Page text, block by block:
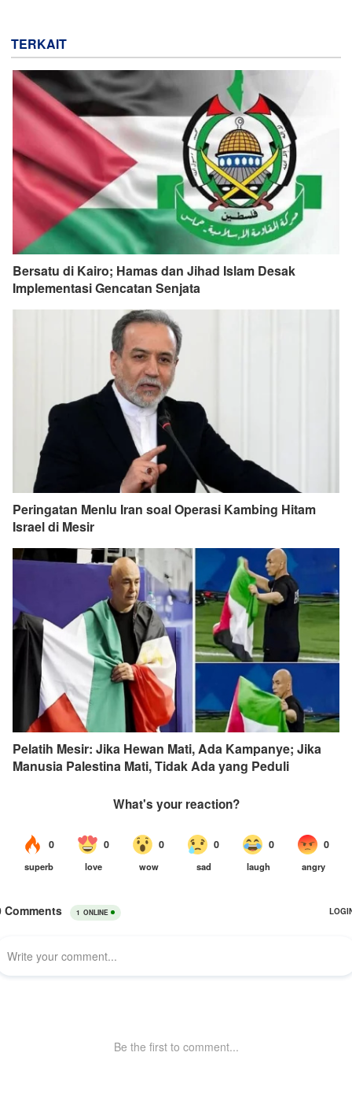
TERKAIT
Bersatu di Kairo; Hamas dan Jihad Islam Desak
Implementasi Gencatan Senjata
Peringatan Menlu Iran soal Operasi Kambing Hitam
Israel di Mesir
Pelatih Mesir: Jika Hewan Mati, Ada Kampanye; Jika
Manusia Palestina Mati, Tidak Ada yang Peduli